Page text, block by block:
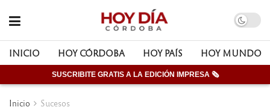
INICIO HOY CÓRDOBA HOY PAÍS HOY MUNDO
SUSCRIBITE GRATIS A LA EDICIÓN IMPRESA 🗞
Inicio Sucesos